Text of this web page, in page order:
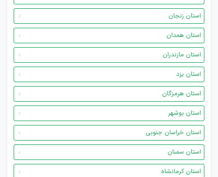
استان زنجان
استان همدان
استان مازندران
استان یزد
استان هرمزگان
استان بوشهر
استان خراسان جنوبی
استان سمنان
استان کرمانشاه